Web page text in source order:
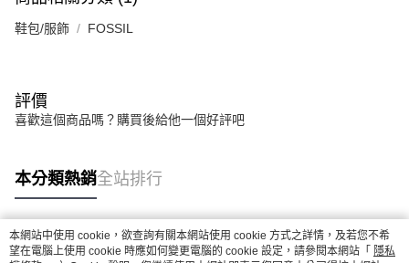
鞋包/服飾 FOSSIL
評價
喜歡這個商品嗎？購買後給他一個好評吧
本分類熱銷全站排行
熱門標籤
本網站中使用 cookie，欲查詢有關本網站使用 cookie 方式之詳情，及若您不希
望在電腦上使用 cookie 時應如何變更電腦的 cookie 設定，請參閱本網站「 隱私